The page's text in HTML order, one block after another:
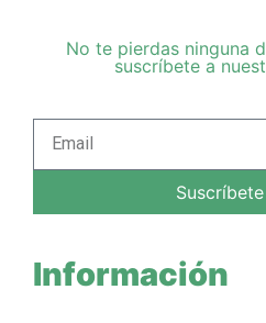
No te pierdas ninguna
suscríbete a
Información